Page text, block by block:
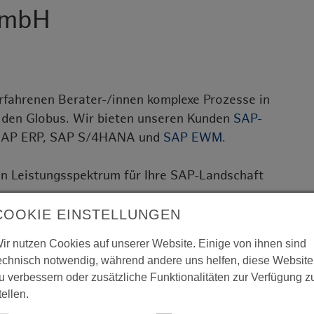
EINSTELLUNGEN
nutzen Cookies auf unserer Website. Einige von ihnen sind
notwendig, während andere uns helfen, diese Website
verbessern oder zusätzliche Funktionalitäten zur Verfügung
Berater-/innen komplexe Prozesse in
Globus. Wir bieten unseren Kunden SAP-
ERP, SAP S/4HANA und SAP EWM.
Leistungsspektrum für Ihre SAP-Landschaft
Projektstrategie, Betriebs- und
Design, Blueprints, Realisierung)
in ABAP und ABAP OO, Web-
Formularentwicklung, Anbindung von